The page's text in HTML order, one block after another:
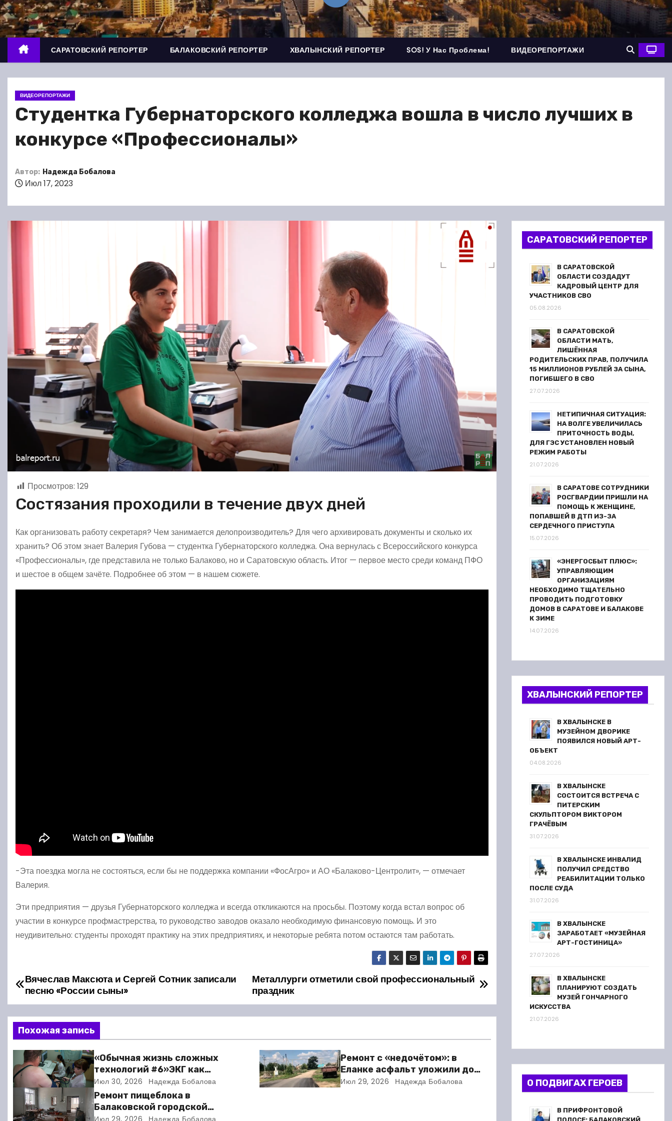
о
м
у
САРАТОВСКИЙ РЕПОРТЕР БАЛАКОВСКИЙ РЕПОРТЕР ХВАЛЫНСКИЙ РЕПОРТЕР SOS! У Нас Проблема! ВИДЕОРЕПОРТАЖИ
ВИДЕОРЕПОРТАЖИ
Студентка Губернаторского колледжа вошла в число лучших в
конкурсе «Профессионалы»
Автор: Надежда Бобалова
Июл 17, 2023
Просмотров: 129
Состязания проходили в течение двух дней
Как организовать работу секретаря? Чем занимается делопроизводитель? Для чего архивировать документы и сколько их
хранить? Об этом знает Валерия Губова — студентка Губернаторского колледжа. Она вернулась с Всероссийского конкурса
«Профессионалы», где представила не только Балаково, но и Саратовскую область. Итог — первое место среди команд ПФО
и шестое в общем зачёте. Подробнее об этом — в нашем сюжете.
-Эта поездка могла не состояться, если бы не поддержка компании «ФосАгро» и АО «Балаково-Центролит», — отмечает
Валерия.
Эти предприятия — друзья Губернаторского колледжа и всегда откликаются на просьбы. Поэтому когда встал вопрос об
участии в конкурсе профмастрерства, то руководство заводов оказало необходимую финансовую помощь. И это
неудивительно: студенты проходят практику на этих предприятиях, и некоторые ребята потом остаются там работать.
Н
а
в
и
г
а
ц
Металлурги отметили свой профессиональный
праздник
Вячеслав Максюта и Сергей Сотник записали
песню «России сыны»
Похожая запись
«Обычная жизнь сложных
технологий #6»ЭКГ как
искусство: когда ритм жизни
требует расшифровки
Июл 30, 2026 Надежда Бобалова
Ремонт с «недочётом»: в
Еланке асфальт уложили до
школы, но не дошли 30 метров
Июл 29, 2026 Надежда Бобалова
Ремонт пищеблока в
Балаковской городской
клинической больнице
Июл 29, 2026 Надежда Бобалова
САРАТОВСКИЙ РЕПОРТЕР
В САРАТОВСКОЙ
ОБЛАСТИ СОЗДАДУТ
КАДРОВЫЙ ЦЕНТР ДЛЯ
УЧАСТНИКОВ СВО
05.08.2026
В САРАТОВСКОЙ
ОБЛАСТИ МАТЬ,
ЛИШЁННАЯ
РОДИТЕЛЬСКИХ ПРАВ, ПОЛУЧИЛА
15 МИЛЛИОНОВ РУБЛЕЙ ЗА СЫНА,
ПОГИБШЕГО В СВО
27.07.2026
НЕТИПИЧНАЯ СИТУАЦИЯ:
НА ВОЛГЕ УВЕЛИЧИЛАСЬ
ПРИТОЧНОСТЬ ВОДЫ,
ДЛЯ ГЭС УСТАНОВЛЕН НОВЫЙ
РЕЖИМ РАБОТЫ
21.07.2026
В САРАТОВЕ СОТРУДНИКИ
РОСГВАРДИИ ПРИШЛИ НА
ПОМОЩЬ К ЖЕНЩИНЕ,
ПОПАВШЕЙ В ДТП ИЗ-ЗА
СЕРДЕЧНОГО ПРИСТУПА
15.07.2026
«ЭНЕРГОСБЫТ ПЛЮС»:
УПРАВЛЯЮЩИМ
ОРГАНИЗАЦИЯМ
НЕОБХОДИМО ТЩАТЕЛЬНО
ПРОВОДИТЬ ПОДГОТОВКУ
ДОМОВ В САРАТОВЕ И БАЛАКОВЕ
К ЗИМЕ
14.07.2026
ХВАЛЫНСКИЙ РЕПОРТЕР
В ХВАЛЫНСКЕ В
МУЗЕЙНОМ ДВОРИКЕ
ПОЯВИЛСЯ НОВЫЙ АРТ-
ОБЪЕКТ
04.08.2026
В ХВАЛЫНСКЕ
СОСТОИТСЯ ВСТРЕЧА С
ПИТЕРСКИМ
СКУЛЬПТОРОМ ВИКТОРОМ
ГРАЧЁВЫМ
31.07.2026
В ХВАЛЫНСКЕ ИНВАЛИД
ПОЛУЧИЛ СРЕДСТВО
РЕАБИЛИТАЦИИ ТОЛЬКО
ПОСЛЕ СУДА
31.07.2026
В ХВАЛЫНСКЕ
ЗАРАБОТАЕТ «МУЗЕЙНАЯ
АРТ-ГОСТИНИЦА»
27.07.2026
В ХВАЛЫНСКЕ
ПЛАНИРУЮТ СОЗДАТЬ
МУЗЕЙ ГОНЧАРНОГО
ИСКУССТВА
21.07.2026
О ПОДВИГАХ ГЕРОЕВ
В ПРИФРОНТОВОЙ